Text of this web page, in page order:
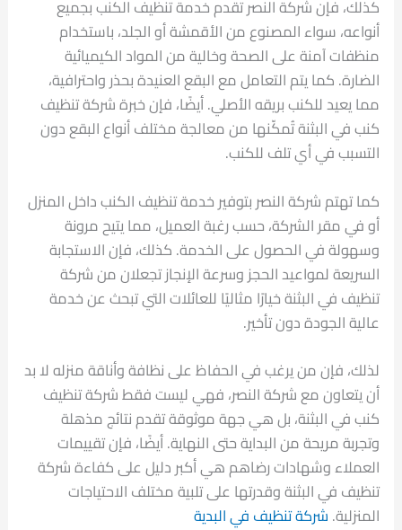
كذلك، فإن شركة النصر تقدم خدمة تنظيف الكنب بجميع
أنواعه، سواء المصنوع من الأقمشة أو الجلد، باستخدام
منظفات آمنة على الصحة وخالية من المواد الكيميائية
الضارة. كما يتم التعامل مع البقع العنيدة بحذر واحترافية،
مما يعيد للكنب بريقه الأصلي. أيضًا، فإن خبرة شركة تنظيف
كنب في البثنة تُمكّنها من معالجة مختلف أنواع البقع دون
التسبب في أي تلف للكنب.
كما تهتم شركة النصر بتوفير خدمة تنظيف الكنب داخل المنزل
أو في مقر الشركة، حسب رغبة العميل، مما يتيح مرونة
وسهولة في الحصول على الخدمة. كذلك، فإن الاستجابة
السريعة لمواعيد الحجز وسرعة الإنجاز تجعلان من شركة
تنظيف في البثنة خيارًا مثاليًا للعائلات التي تبحث عن خدمة
عالية الجودة دون تأخير.
لذلك، فإن من يرغب في الحفاظ على نظافة وأناقة منزله لا بد
أن يتعاون مع شركة النصر، فهي ليست فقط شركة تنظيف
كنب في البثنة، بل هي جهة موثوقة تقدم نتائج مذهلة
وتجربة مريحة من البداية حتى النهاية. أيضًا، فإن تقييمات
العملاء وشهادات رضاهم هي أكبر دليل على كفاءة شركة
تنظيف في البثنة وقدرتها على تلبية مختلف الاحتياجات
المنزلية. شركة تنظيف في البدية